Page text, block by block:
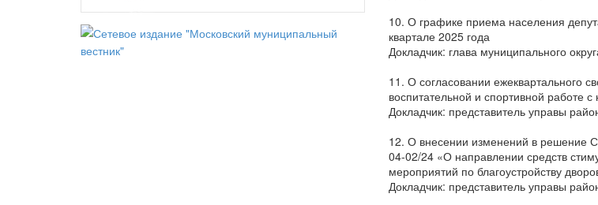
10. О графике приема населения
квартале 2025 года
Докладчик: глава муниципального
11. О согласовании ежеквартального
воспитательной и спортивной работе
Докладчик: представитель управы
12. О внесении изменений в решение
04-02/24 «О направлении средств
мероприятий по благоустройству
Докладчик: представитель управы